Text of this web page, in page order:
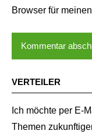
Browser für
VERTEILER
Ich möchte per E-
Themen